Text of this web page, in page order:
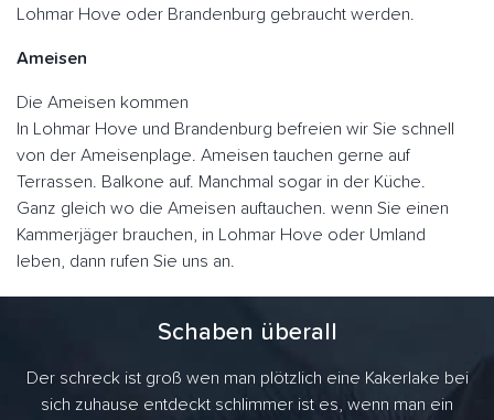
Lohmar Hove oder Brandenburg gebraucht werden.
Ameisen
Die Ameisen kommen
In Lohmar Hove und Brandenburg befreien wir Sie schnell
von der Ameisenplage. Ameisen tauchen gerne auf
Terrassen. Balkone auf. Manchmal sogar in der Küche.
Ganz gleich wo die Ameisen auftauchen. wenn Sie einen
Kammerjäger brauchen, in Lohmar Hove oder Umland
leben, dann rufen Sie uns an.
Schaben überall
Der schreck ist groß wen man plötzlich eine Kakerlake bei
sich zuhause entdeckt schlimmer ist es, wenn man ein